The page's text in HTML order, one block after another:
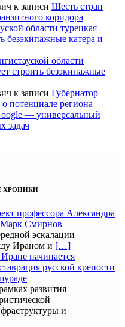
к записи Шесть стран
коридора
области турецкая
безэкипажные катера и
области
строить безэкипажные
к записи Губернатор
потенциале региона
— универсальный
задач
ХРОНИКИ
профессора Александра
Смирнов
эскалации
Ираном и […]
начинается
русской крепости
развития
и